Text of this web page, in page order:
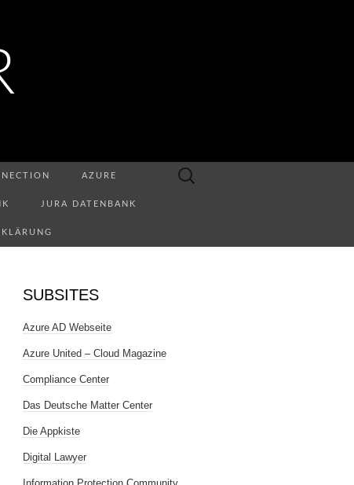
AZURE
JURA DATENBANK
Suchen
SUBSITES
Azure AD Webseite
Azure United – Cloud Magazine
Compliance Center
Das Deutsche Matter Center
Die Appkiste
Digital Lawyer